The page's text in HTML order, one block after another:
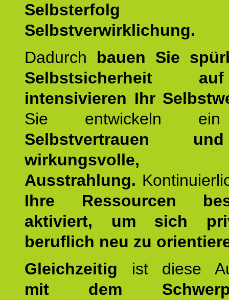
Selbstverwirklichung.
Dadurch bauen Sie
Selbstsicherheit
intensivieren Ihr
Sie entwickeln ein
Selbstvertrauen
wirkungsvolle,
Ausstrahlung.
Ihre Ressourcen
aktiviert, um sich
beruflich neu zu
Gleichzeitig ist diese
mit dem